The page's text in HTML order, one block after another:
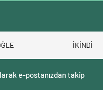
İKİNDİ
e-postanızdan takip